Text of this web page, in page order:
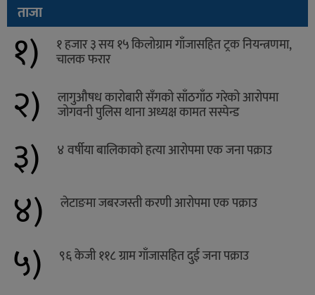
ताजा
१) १ हजार ३ सय १५ किलोग्राम गाँजासहित ट्रक नियन्त्रणमा,
चालक फरार
२) लागुऔषध कारोबारी सँगको साँठगाँठ गरेको आरोपमा
जोगवनी पुलिस थाना अध्यक्ष कामत सस्पेन्ड
३) ४ वर्षीया बालिकाको हत्या आरोपमा एक जना पक्राउ
४) लेटाङमा जबरजस्ती करणी आरोपमा एक पक्राउ
५) ९६ केजी ११८ ग्राम गाँजासहित दुई जना पक्राउ